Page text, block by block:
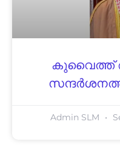
കുവൈത്ത്
Admin SLM